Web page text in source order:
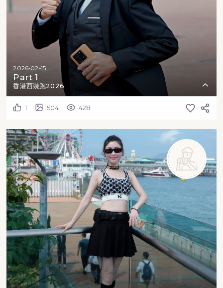
2026-02-15
Part 1
香港西裝跑2026
1 504 428